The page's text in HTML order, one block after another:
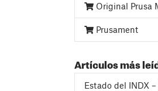
Original Prusa
Prusament
Artículos más
Estado del INDX